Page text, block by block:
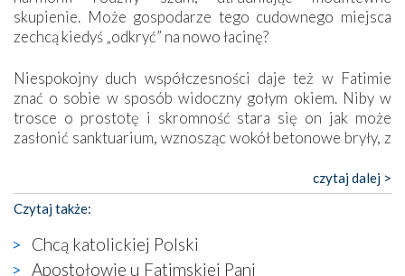
skupienie. Może gospodarze tego cudownego miejsca
zechcą kiedyś „odkryć” na nowo łacinę?
Niespokojny duch współczesności daje też w Fatimie
znać o sobie w sposób widoczny gołym okiem. Niby w
trosce o prostotę i skromność stara się on jak może
zasłonić sanktuarium, wznosząc wokół betonowe bryły, z
katolickiego kultu. Tylko co wspólnego z żywą,
autentyczną wiarą mogą mieć płaskie, szare bunkry albo
kaplice, w których Tabernakulum przypomina bardziej
skrzynkę na narzędzia? Albo co powiedzieć o ustawionym
tuż przy nowej bazylice wielkim krzyżu, na którym
czytaj dalej >
Czytaj także:
Chcą katolickiej Polski
Apostołowie u Fatimskiej Pani